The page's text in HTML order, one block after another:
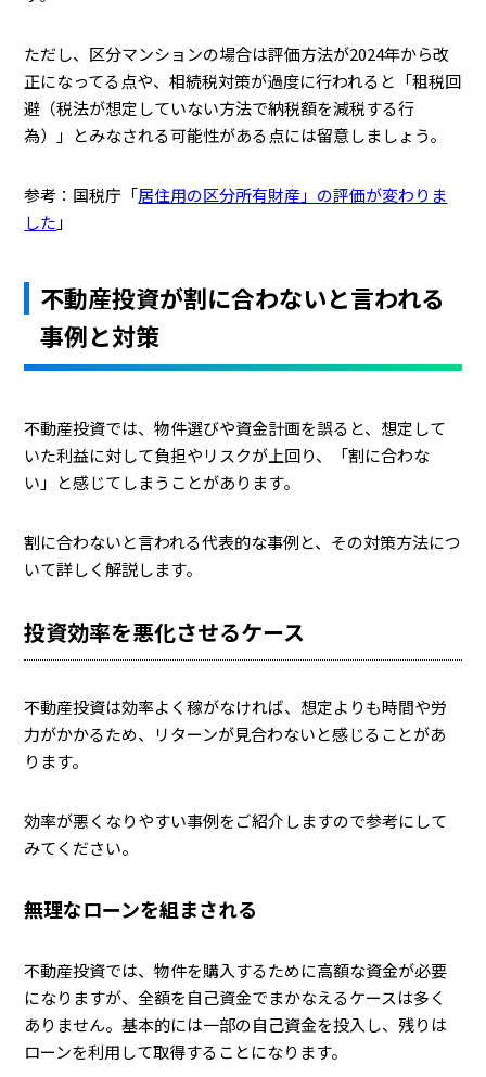
ただし、区分マンションの場合は評価方法が2024年から改
正になってる点や、相続税対策が過度に行われると「租税回
避（税法が想定していない方法で納税額を減税する行
為）」とみなされる可能性がある点には留意しましょう。
参考：国税庁「居住用の区分所有財産」の評価が変わりま
した 」
不動産投資が割に合わないと言われる
事例と対策
不動産投資では、物件選びや資金計画を誤ると、想定して
いた利益に対して負担やリスクが上回り、「割に合わな
い」と感じてしまうことがあります。
割に合わないと言われる代表的な事例と、その対策方法につ
いて詳しく解説します。
投資効率を悪化させるケース
不動産投資は効率よく稼がなければ、想定よりも時間や労
力がかかるため、リターンが見合わないと感じることがあ
ります。
効率が悪くなりやすい事例をご紹介しますので参考にして
みてください。
無理なローンを組まされる
不動産投資では、物件を購入するために高額な資金が必要
になりますが、全額を自己資金でまかなえるケースは多く
ありません。基本的には一部の自己資金を投入し、残りは
ローンを利用して取得することになります。